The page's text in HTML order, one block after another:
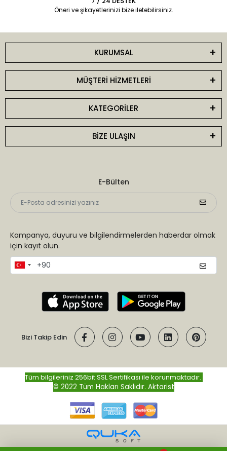
Öneri ve şikayetlerinizi bize iletebilirsiniz.
KURUMSAL
MÜŞTERİ HİZMETLERİ
KATEGORİLER
BİZE ULAŞIN
E-Bülten
Kampanya, duyuru ve bilgilendirmelerden haberdar olmak
için kayıt olun.
Bizi Takip Edin
Tüm bilgileriniz 256bit SSL Sertifikası ile korunmaktadır.
© 2022 Tüm Hakları Saklıdır. Aktarist